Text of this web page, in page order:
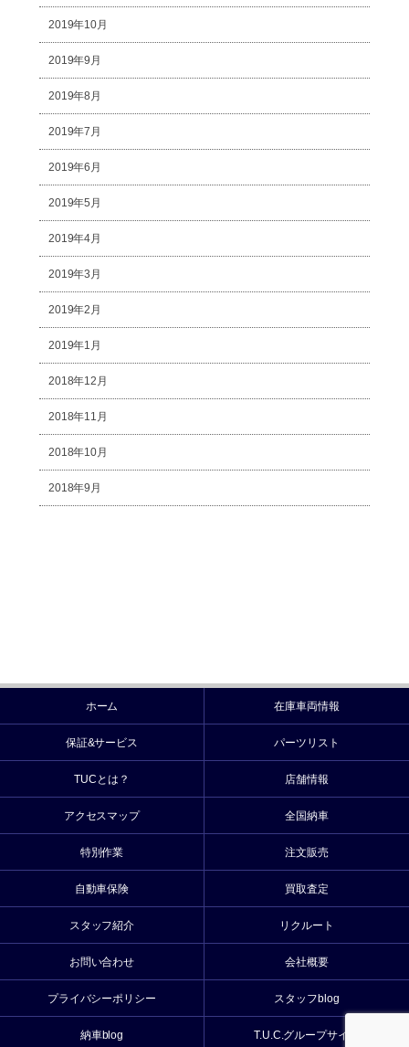
2019年10月
2019年9月
2019年8月
2019年7月
2019年6月
2019年5月
2019年4月
2019年3月
2019年2月
2019年1月
2018年12月
2018年11月
2018年10月
2018年9月
ホーム 在庫車両情報
保証&サービス パーツリスト
TUCとは？ 店舗情報
アクセスマップ 全国納車
特別作業 注文販売
自動車保険 買取査定
スタッフ紹介 リクルート
お問い合わせ 会社概要
プライバシーポリシー スタッフblog
納車blog T.U.C.グループサイト